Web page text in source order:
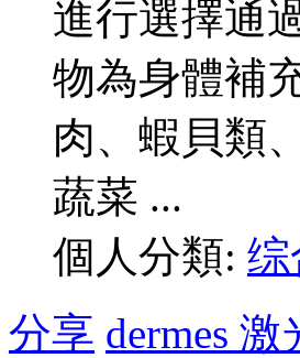
進行選擇通
物為身體補
肉、蝦貝類
蔬菜 ...
個人分類: 综
分享 dermes